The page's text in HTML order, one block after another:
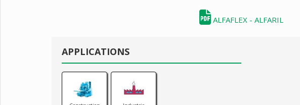
ALFAFLEX - ALFARIL
APPLICATIONS